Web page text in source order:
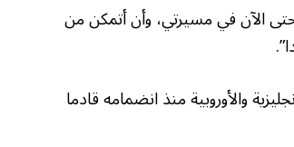
الآن في مسيرتي، وأن أتمكن من
والأوروبية منذ انضمامه قادما